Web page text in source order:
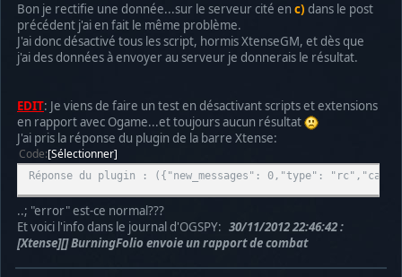
Bon je rectifie une donnée...sur le serveur cité en c) dans le post
précédent j'ai en fait le même problème.
J'ai donc désactivé tous les script, hormis XtenseGM, et dès que
j'ai des données à envoyer au serveur je donnerais le résultat.
EDIT: Je viens de faire un test en désactivant scripts et extensions
en rapport avec Ogame...et toujours aucun résultat
J'ai pris la réponse du plugin de la barre Xtense:
Code Sélectionner
Réponse du plugin : ({"new_messages": 0,"type":
..; "error" est-ce normal???
Et voici l'info dans le journal d'OGSPY: 30/11/2012 22:46:42 :
[Xtense][] BurningFolio envoie un rapport de combat